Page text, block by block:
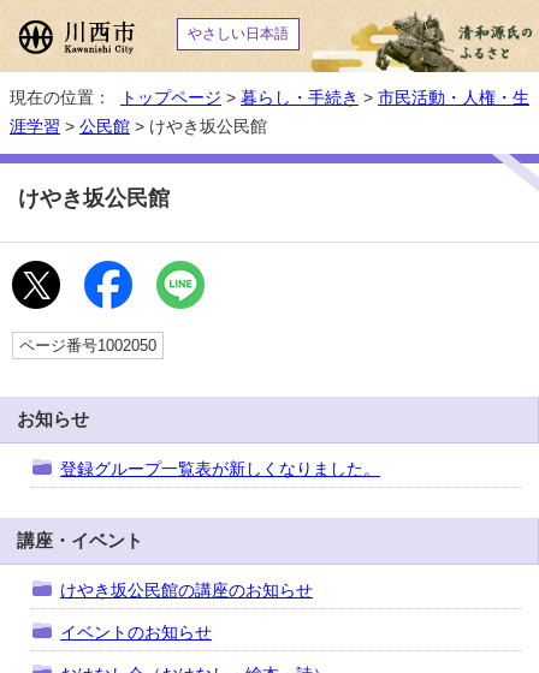
やさしい日本語
現在の位置： トップページ > 暮らし・手続き > 市民活動・人権・生
涯学習 > 公民館 > けやき坂公民館
けやき坂公民館
ページ番号1002050
お知らせ
登録グループ一覧表が新しくなりました。
講座・イベント
けやき坂公民館の講座のお知らせ
イベントのお知らせ